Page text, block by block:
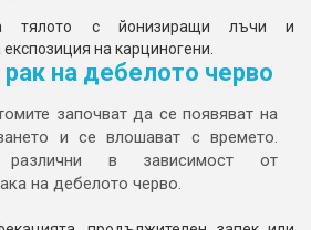
тялото с йонизиращи лъчи и
на карциногени.
на дебелото черво
започват да се появяват на
и се влошават с времето.
в зависимост от
на дебелото черво.